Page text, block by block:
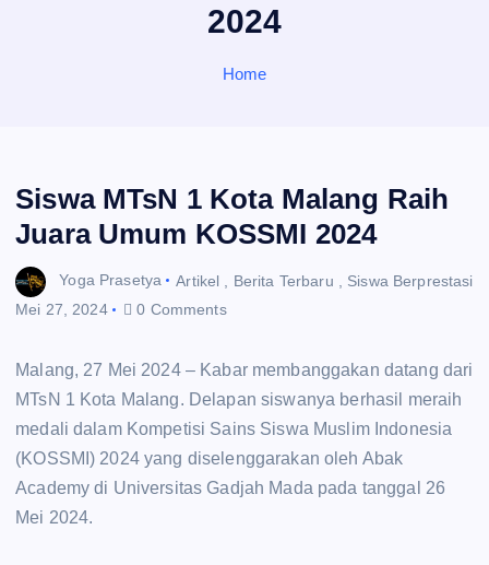
2024
Home
Siswa MTsN 1 Kota Malang Raih
Juara Umum KOSSMI 2024
Yoga Prasetya Artikel Berita Terbaru
Siswa Berprestasi
Mei 27, 2024
0 Comments
Malang, 27 Mei 2024 – Kabar membanggakan datang dari
MTsN 1 Kota Malang. Delapan siswanya berhasil meraih
medali dalam Kompetisi Sains Siswa Muslim Indonesia
(KOSSMI) 2024 yang diselenggarakan oleh Abak
Academy di Universitas Gadjah Mada pada tanggal 26
Mei 2024.